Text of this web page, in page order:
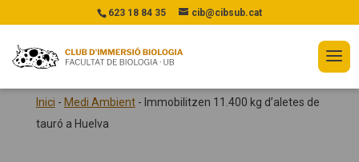
623 18 84 35 cib@cibsub.cat
Inici - Medi Ambient- Immobilitzen 11.400 kg d’aletes de
tauró a Huelva